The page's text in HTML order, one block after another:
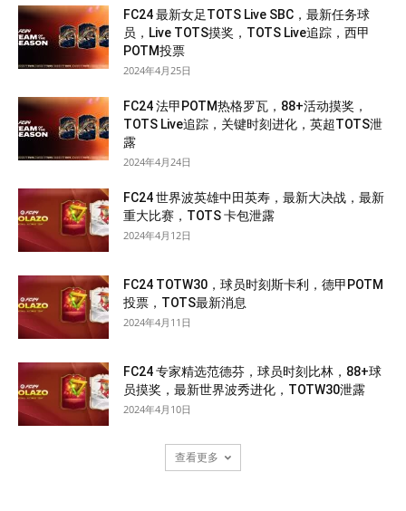
FC24 最新女足TOTS Live SBC，最新任务球
员，Live TOTS摸奖，TOTS Live追踪，西甲
POTM投票
2024年4月25日
FC24 法甲POTM热格罗瓦，88+活动摸奖，
TOTS Live追踪，关键时刻进化，英超TOTS泄
露
2024年4月24日
FC24 世界波英雄中田英寿，最新大决战，最新
重大比赛，TOTS 卡包泄露
2024年4月12日
FC24 TOTW30，球员时刻斯卡利，德甲POTM
投票，TOTS最新消息
2024年4月11日
FC24 专家精选范德芬，球员时刻比林，88+球
员摸奖，最新世界波秀进化，TOTW30泄露
2024年4月10日
查看更多